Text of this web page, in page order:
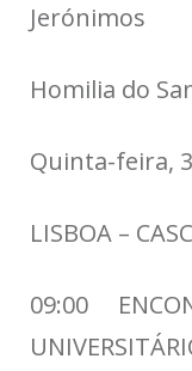
Jerónimos
Homilia do
Quinta-feira,
LISBOA –
09:00